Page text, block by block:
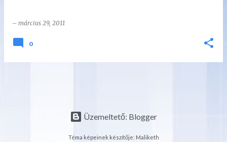
– március 29, 2011
0
Üzemeltető: Blogger
Téma képeinek készítője: Maliketh